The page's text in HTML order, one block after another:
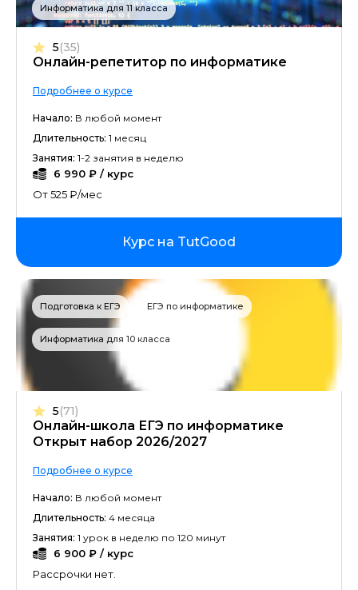
Информатика для 11 класса
Онлайн-репетитор по информатике
5(35)
Подробнее о курсе
Начало: В любой момент
Длительность: 1 месяц
Занятия: 1-2 занятия в неделю
6 990 ₽ / курс
От 525 ₽/мес
Курс на TutGood
Подготовка к ЕГЭ ЕГЭ по информатике
Информатика для 10 класса
Онлайн-школа ЕГЭ по информатике
Открыт набор 2026/2027
5(71)
Подробнее о курсе
Начало: В любой момент
Длительность: 4 месяца
Занятия: 1 урок в неделю по 120 минут
6 900 ₽ / курс
Рассрочки нет.